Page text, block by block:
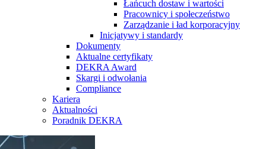
Łańcuch dostaw i wartości
Pracownicy i społeczeństwo
Zarządzanie i ład korporacyjny
Inicjatywy i standardy
Dokumenty
Aktualne certyfikaty
DEKRA Award
Skargi i odwołania
Compliance
Kariera
Aktualności
Poradnik DEKRA